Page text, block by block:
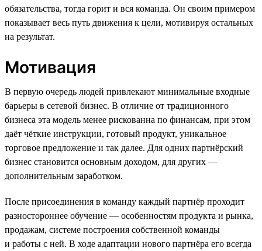
обязательства, тогда горит и вся команда. Он своим примером
показывает весь путь движения к цели, мотивируя остальных
на результат.
Мотивация
В первую очередь людей привлекают минимальные входные
барьеры в сетевой бизнес. В отличие от традиционного
бизнеса эта модель менее рискованна по финансам, при этом
даёт чёткие инструкции, готовый продукт, уникальное
торговое предложение и так далее. Для одних партнёрский
бизнес становится основным доходом, для других —
дополнительным заработком.
После присоединения в команду каждый партнёр проходит
разностороннее обучение — особенностям продукта и рынка,
продажам, системе построения собственной команды
и работы с ней. В ходе адаптации нового партнёра его всегда